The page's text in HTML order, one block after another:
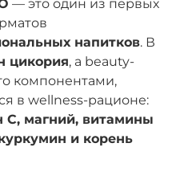
— это один из первых
напитков. В
цикория, а beauty-
компонентами,
в wellness-рационе:
C, магний, витамины
и корень